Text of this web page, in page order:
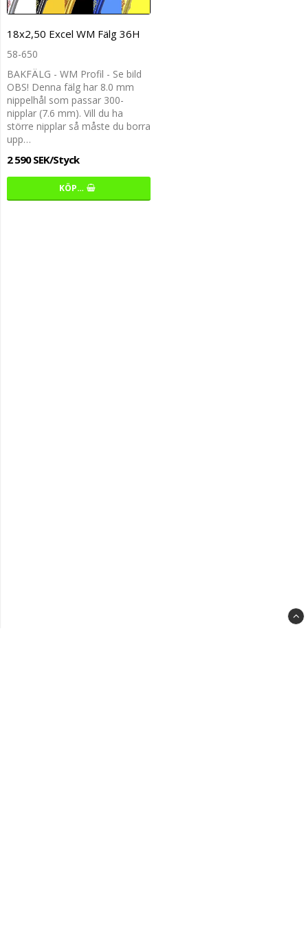
18x2,50 Excel WM Fälg 36H
58-650
BAKFÄLG - WM Profil - Se bild
OBS! Denna fälg har 8.0 mm
nippelhål som passar 300-
nipplar (7.6 mm). Vill du ha
större nipplar så måste du borra
upp…
2 590 SEK/Styck
KÖP…